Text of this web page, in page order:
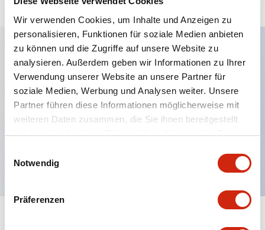
Wir verwenden Cookies, um Inhalte und Anzeigen zu
personalisieren, Funktionen für soziale Medien anbieten
zu können und die Zugriffe auf unsere Website zu
analysieren. Außerdem geben wir Informationen zu Ihrer
Verwendung unserer Website an unsere Partner für
soziale Medien, Werbung und Analysen weiter. Unsere
Partner führen diese Informationen möglicherweise mit
weiteren Daten zusammen, die Sie ihnen bereitgestellt
haben oder die sie im Rahmen Ihrer Nutzung der Dienste
Notwendig
Präferenzen
Hauptmerkmale
Verbesserte Bedienbarkeit durch Back-Terminal-
System, flache Anschlussfläche einheitlich 22 mm
Gehäuselänge für alle Serien.